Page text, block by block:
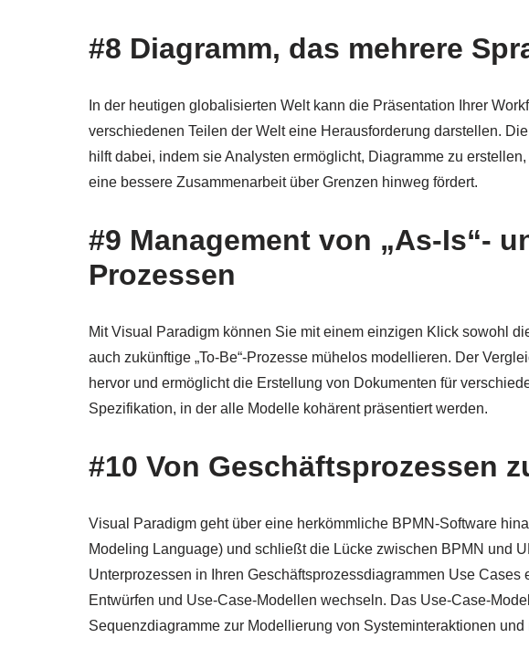
#8 Diagramm, das mehrere
In der heutigen globalisierten Welt kann die Präsentation Ihrer
verschiedenen Teilen der Welt eine Herausforderung darstellen.
hilft dabei, indem sie Analysten ermöglicht, Diagramme zu
eine bessere Zusammenarbeit über Grenzen hinweg fördert.
#9 Management von „As-Is“-
Prozessen
Mit Visual Paradigm können Sie mit einem einzigen Klick sowohl
auch zukünftige „To-Be“-Prozesse mühelos modellieren. Der
hervor und ermöglicht die Erstellung von Dokumenten für
Spezifikation, in der alle Modelle kohärent präsentiert werden.
#10 Von Geschäftsprozessen
Visual Paradigm geht über eine herkömmliche BPMN-Software
Modeling Language) und schließt die Lücke zwischen BPMN und
Unterprozessen in Ihren Geschäftsprozessdiagrammen Use
Entwürfen und Use-Case-Modellen wechseln. Das Use-Case-
Sequenzdiagramme zur Modellierung von Systeminteraktionen und